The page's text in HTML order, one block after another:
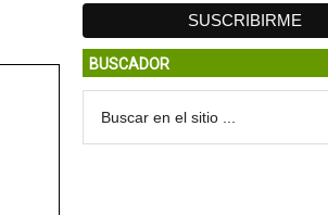
BUSCADOR